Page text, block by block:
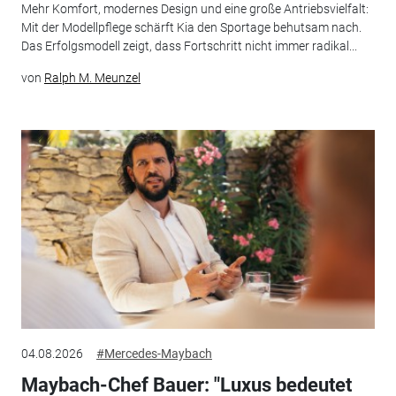
Mehr Komfort, modernes Design und eine große Antriebsvielfalt:
Mit der Modellpflege schärft Kia den Sportage behutsam nach.
Das Erfolgsmodell zeigt, dass Fortschritt nicht immer radikal...
von Ralph M. Meunzel
04.08.2026 #Mercedes-Maybach
Maybach-Chef Bauer: "Luxus bedeutet